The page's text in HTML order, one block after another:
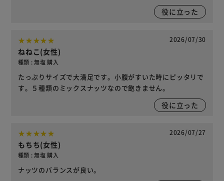
役に立った
2026/07/30
ねねこ(女性)
種類 : 無塩 購入
たっぷりサイズで大満足です。小腹がすいた時にピッタリで
す。５種類のミックスナッツなので飽きません。
役に立った
2026/07/27
もちち(女性)
種類 : 無塩 購入
ナッツのバランスが良い。